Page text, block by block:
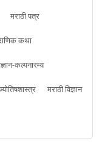
मराठी पत्र
कथा
कल्पनारम्य
मराठी विज्ञान